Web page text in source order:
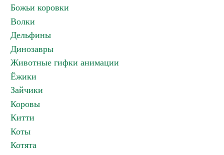
Божьи коровки
Волки
Дельфины
Динозавры
Животные гифки анимации
Ёжики
Зайчики
Коровы
Китти
Коты
Котята